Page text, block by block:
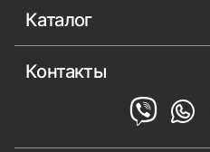
Каталог
Контакты